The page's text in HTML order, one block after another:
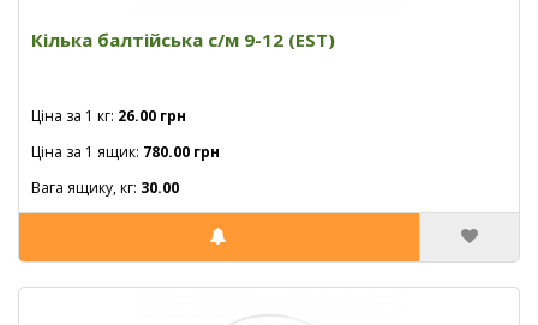
Кілька балтійська с/м 9-12 (EST)
Ціна за 1 кг: 26.00 грн
Ціна за 1 ящик: 780.00 грн
Вага ящику, кг: 30.00